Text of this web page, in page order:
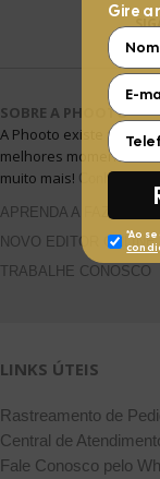
SOBRE A PHOOTO
A Phooto existe para te
melhores momentos
muito mais! Conheça
APRENDA A FAZER
NOVO EDITOR ONLINE
TRABALHE CONOSCO
LINKS ÚTEIS
Rastreamento de
Central de
Fale Conosco pelo